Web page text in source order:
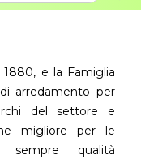
e la Famiglia
arredamento per
del settore e
migliore per le
sempre qualità